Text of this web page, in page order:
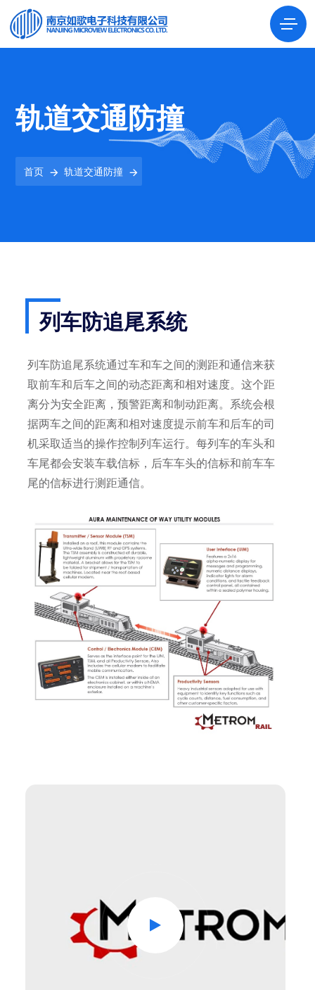
轨道交通防撞
首页 轨道交通防撞
列车防追尾系统
列车防追尾系统通过车和车之间的测距和通信来获
取前车和后车之间的动态距离和相对速度。这个距
离分为安全距离，预警距离和制动距离。系统会根
据两车之间的距离和相对速度提示前车和后车的司
机采取适当的操作控制列车运行。每列车的车头和
车尾都会安装车载信标，后车车头的信标和前车车
尾的信标进行测距通信。